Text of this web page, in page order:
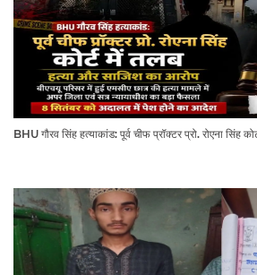
BHU गौरव सिंह हत्याकांड: पूर्व चीफ प्रॉक्टर प्रो. रोएना सिंह